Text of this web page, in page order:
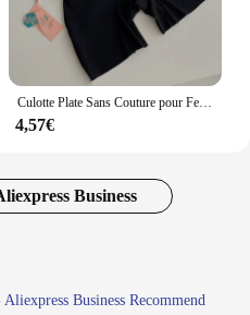
Culotte Plate Sans Couture pour Femme, Sous-Vêtement Amincissant, Pantalon de Sécurité
4,57€
Business
Aliexpress Business Recommend